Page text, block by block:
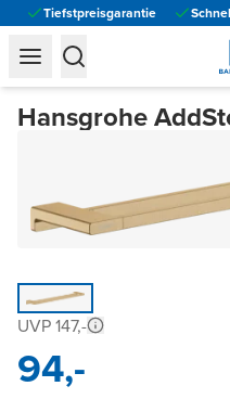
Tiefstpreisgarantie
Hansgrohe
UVP 147,-
94,-